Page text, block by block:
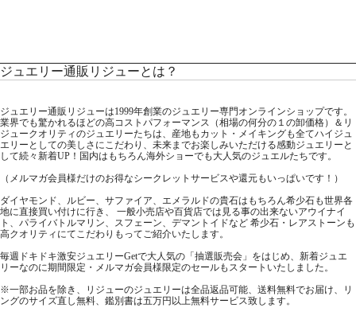
ジュエリー通販リジューとは？
ジュエリー通販リジューは1999年創業のジュエリー専門オンラインショップです。
業界でも驚かれるほどの高コストパフォーマンス（相場の何分の１の卸価格）＆リ
ジュークオリティのジュエリーたちは、産地もカット・メイキングも全てハイジュ
エリーとしての美しさにこだわり、未来までお楽しみいただける感動ジュエリーと
して続々新着UP！国内はもちろん海外ショーでも大人気のジュエルたちです。
（メルマガ会員様だけのお得なシークレットサービスや還元もいっぱいです！）
ダイヤモンド、ルビー、サファイア、エメラルドの貴石はもちろん希少石も世界各
地に直接買い付けに行き、 一般小売店や百貨店では見る事の出来ないアウイナイ
ト、パライバトルマリン、スフェーン、デマントイドなど 希少石・レアストーンも
高クオリティにてこだわりもってご紹介いたします。
毎週ドキドキ激安ジュエリーGetで大人気の「抽選販売会」をはじめ、新着ジュエ
リーなのに期間限定・メルマガ会員様限定のセールもスタートいたしました。
※一部お品を除き、リジューのジュエリーは全品返品可能、送料無料でお届け、リ
ングのサイズ直し無料、鑑別書は五万円以上無料サービス致します。